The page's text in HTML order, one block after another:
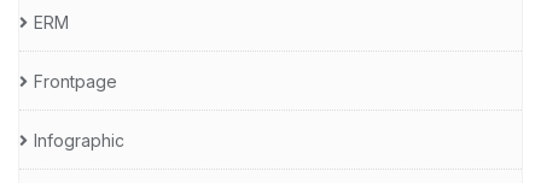
ERM
Frontpage
Infographic